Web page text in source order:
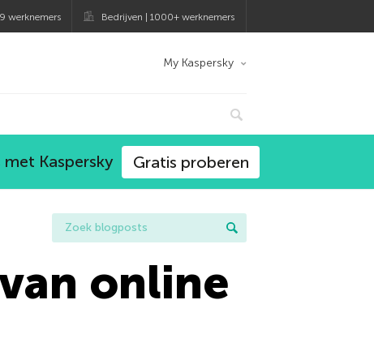
werknemers Bedrijven | 1000+ werknemers
My Kaspersky
Kaspersky Gratis proberen
online